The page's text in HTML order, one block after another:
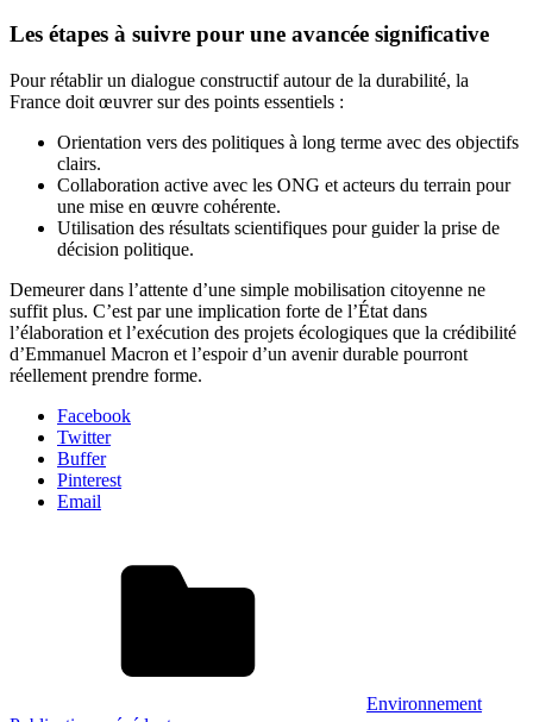
Les étapes à suivre pour une avancée significative
Pour rétablir un dialogue constructif autour de la durabilité, la
France doit œuvrer sur des points essentiels :
Orientation vers des politiques à long terme avec des objectifs
clairs.
Collaboration active avec les ONG et acteurs du terrain pour
une mise en œuvre cohérente.
Utilisation des résultats scientifiques pour guider la prise de
décision politique.
Demeurer dans l’attente d’une simple mobilisation citoyenne ne
suffit plus. C’est par une implication forte de l’État dans
l’élaboration et l’exécution des projets écologiques que la crédibilité
d’Emmanuel Macron et l’espoir d’un avenir durable pourront
réellement prendre forme.
Facebook
Twitter
Buffer
Pinterest
Email
Environnement